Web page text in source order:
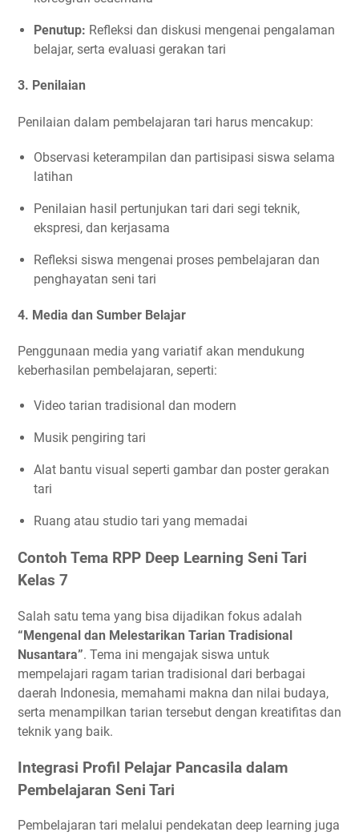
Penutup: Refleksi dan diskusi mengenai pengalaman
belajar, serta evaluasi gerakan tari
3. Penilaian
Penilaian dalam pembelajaran tari harus mencakup:
Observasi keterampilan dan partisipasi siswa selama
latihan
Penilaian hasil pertunjukan tari dari segi teknik,
ekspresi, dan kerjasama
Refleksi siswa mengenai proses pembelajaran dan
penghayatan seni tari
4. Media dan Sumber Belajar
Penggunaan media yang variatif akan mendukung
keberhasilan pembelajaran, seperti:
Video tarian tradisional dan modern
Musik pengiring tari
Alat bantu visual seperti gambar dan poster gerakan
tari
Ruang atau studio tari yang memadai
Contoh Tema RPP Deep Learning Seni Tari
Kelas 7
Salah satu tema yang bisa dijadikan fokus adalah
“Mengenal dan Melestarikan Tarian Tradisional
Nusantara”. Tema ini mengajak siswa untuk
mempelajari ragam tarian tradisional dari berbagai
daerah Indonesia, memahami makna dan nilai budaya,
serta menampilkan tarian tersebut dengan kreatifitas dan
teknik yang baik.
Integrasi Profil Pelajar Pancasila dalam
Pembelajaran Seni Tari
Pembelajaran tari melalui pendekatan deep learning juga